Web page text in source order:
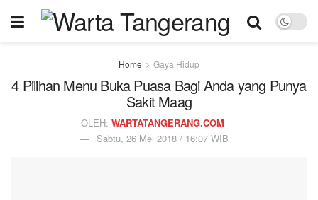
Home Gaya Hidup
4 Pilihan Menu Buka Puasa Bagi Anda yang Punya
Sakit Maag
OLEH: WARTATANGERANG.COM
Sabtu, 26 Mei 2018 / 16:07 WIB